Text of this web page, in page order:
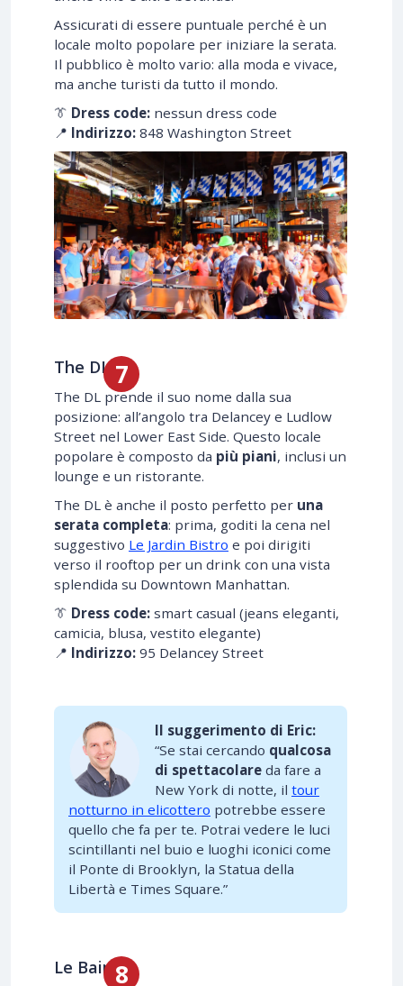
Assicurati di essere puntuale perché è un
locale molto popolare per iniziare la serata.
Il pubblico è molto vario: alla moda e vivace,
ma anche turisti da tutto il mondo.
👔 Dress code: nessun dress code
📍 Indirizzo: 848 Washington Street
The DL
The DL prende il suo nome dalla sua
posizione: all’angolo tra Delancey e Ludlow
Street nel Lower East Side. Questo locale
popolare è composto da più piani, inclusi un
lounge e un ristorante.
The DL è anche il posto perfetto per una
serata completa: prima, goditi la cena nel
suggestivo Le Jardin Bistro e poi dirigiti
verso il rooftop per un drink con una vista
splendida su Downtown Manhattan.
👔 Dress code: smart casual (jeans eleganti,
camicia, blusa, vestito elegante)
📍 Indirizzo: 95 Delancey Street
Il suggerimento di Eric:
“Se stai cercando qualcosa
di spettacolare da fare a
New York di notte, il tour
notturno in elicottero potrebbe essere
quello che fa per te. Potrai vedere le luci
scintillanti nel buio e luoghi iconici come
il Ponte di Brooklyn, la Statua della
Libertà e Times Square.”
Le Bain